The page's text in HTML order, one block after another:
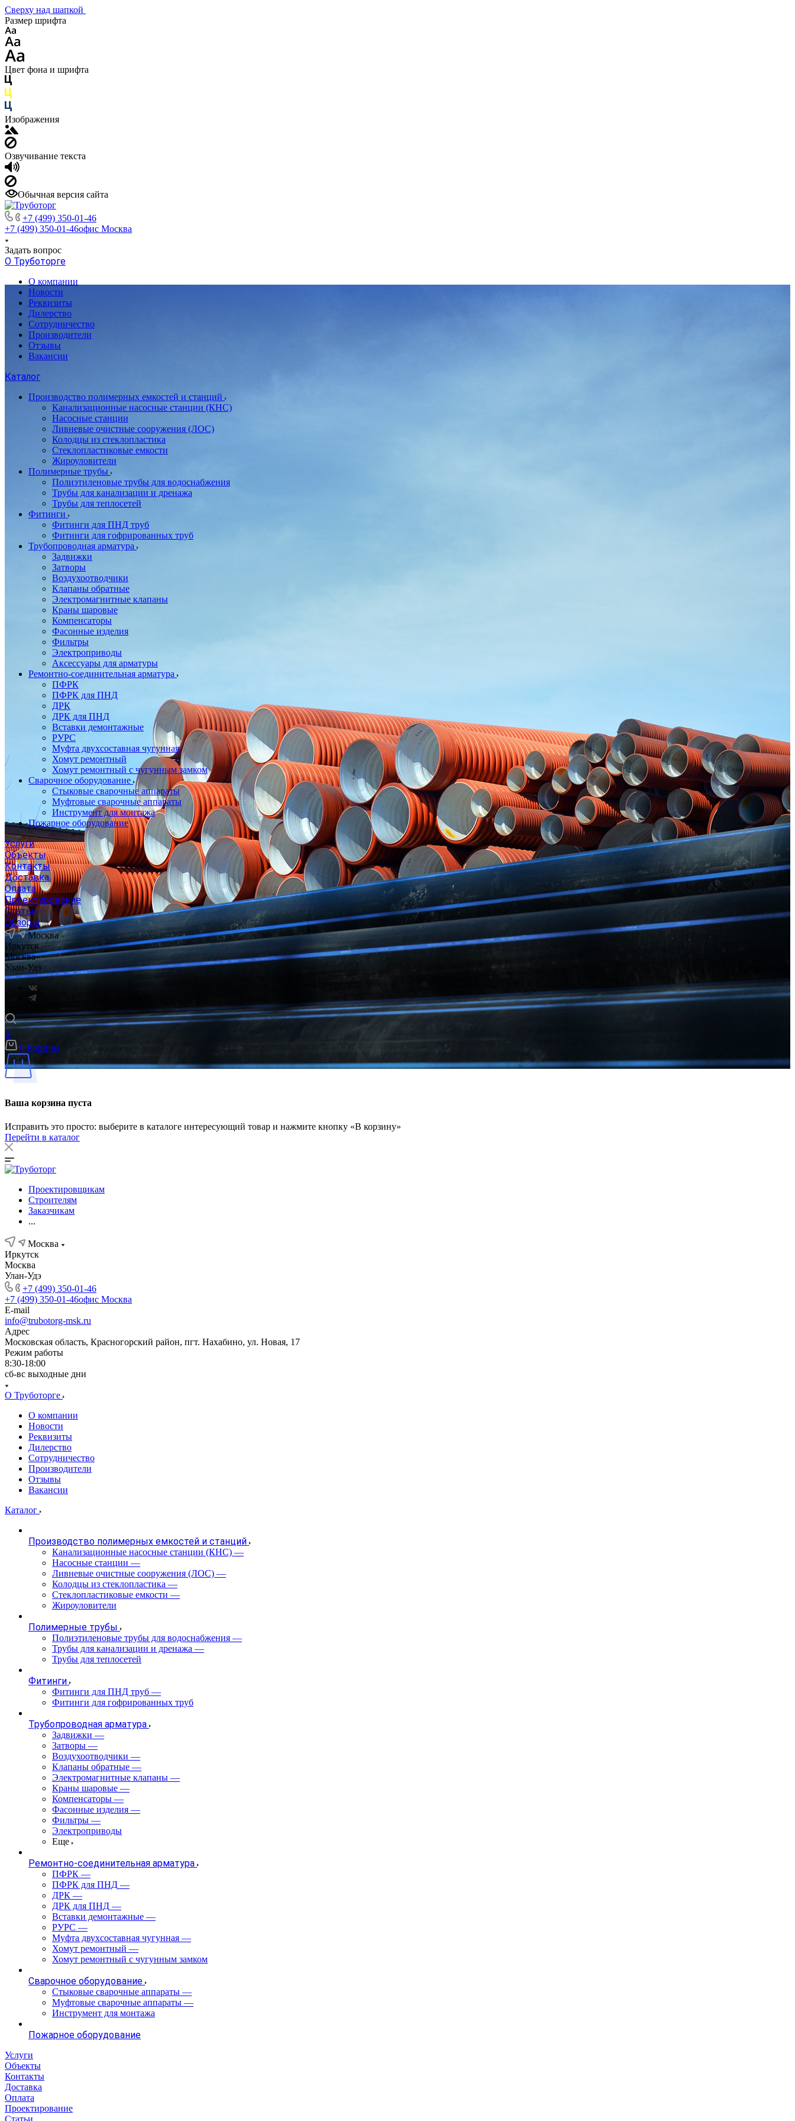
Сверху над шапкой
Размер шрифта
Цвет фона и шрифта
Изображения
Озвучивание текста
Обычная версия сайта
+7 (499) 350-01-46
+7 (499) 350-01-46офис Москва
Задать вопрос
О Труботорге
О компании
Новости
Реквизиты
Дилерство
Сотрудничество
Производители
Отзывы
Вакансии
Каталог
Производство полимерных емкостей и станций
Канализационные насосные станции (КНС)
Насосные станции
Ливневые очистные сооружения (ЛОС)
Колодцы из стеклопластика
Стеклопластиковые емкости
Жироуловители
Полимерные трубы
Полиэтиленовые трубы для водоснабжения
Трубы для канализации и дренажа
Трубы для теплосетей
Фитинги
Фитинги для ПНД труб
Фитинги для гофрированных труб
Трубопроводная арматура
Задвижки
Затворы
Воздухоотводчики
Клапаны обратные
Электромагнитные клапаны
Краны шаровые
Компенсаторы
Фасонные изделия
Фильтры
Электроприводы
Аксессуары для арматуры
Ремонтно-соединительная арматура
ПФРК
ПФРК для ПНД
ДРК
ДРК для ПНД
Вставки демонтажные
РУРС
Муфта двухсоставная чугунная
Хомут ремонтный
Хомут ремонтный с чугунным замком
Сварочное оборудование
Стыковые сварочные аппараты
Муфтовые сварочные аппараты
Инструмент для монтажа
Пожарное оборудование
Услуги
Объекты
Контакты
Доставка
Оплата
Проектирование
Статьи
Обзоры
Москва
Иркутск
Москва
Улан-Удэ
0
0 Корзина
Ваша корзина пуста
Исправить это просто: выберите в каталоге интересующий товар и нажмите кнопку «В корзину»
Перейти в каталог
Проектировщикам
Строителям
Заказчикам
...
Москва
Иркутск
Москва
Улан-Удэ
+7 (499) 350-01-46
+7 (499) 350-01-46офис Москва
E-mail
info@trubotorg-msk.ru
Адрес
Московская область, Красногорский район, пгт. Нахабино, ул. Новая, 17
Режим работы
8:30-18:00
сб-вс выходные дни
О Труботорге
О компании
Новости
Реквизиты
Дилерство
Сотрудничество
Производители
Отзывы
Вакансии
Каталог
Производство полимерных емкостей и станций
Канализационные насосные станции (КНС) —
Насосные станции —
Ливневые очистные сооружения (ЛОС) —
Колодцы из стеклопластика —
Стеклопластиковые емкости —
Жироуловители
Полимерные трубы
Полиэтиленовые трубы для водоснабжения —
Трубы для канализации и дренажа —
Трубы для теплосетей
Фитинги
Фитинги для ПНД труб —
Фитинги для гофрированных труб
Трубопроводная арматура
Задвижки —
Затворы —
Воздухоотводчики —
Клапаны обратные —
Электромагнитные клапаны —
Краны шаровые —
Компенсаторы —
Фасонные изделия —
Фильтры —
Электроприводы
Еще
Ремонтно-соединительная арматура
ПФРК —
ПФРК для ПНД —
ДРК —
ДРК для ПНД —
Вставки демонтажные —
РУРС —
Муфта двухсоставная чугунная —
Хомут ремонтный —
Хомут ремонтный с чугунным замком
Сварочное оборудование
Стыковые сварочные аппараты —
Муфтовые сварочные аппараты —
Инструмент для монтажа
Пожарное оборудование
Услуги
Объекты
Контакты
Доставка
Оплата
Проектирование
Статьи